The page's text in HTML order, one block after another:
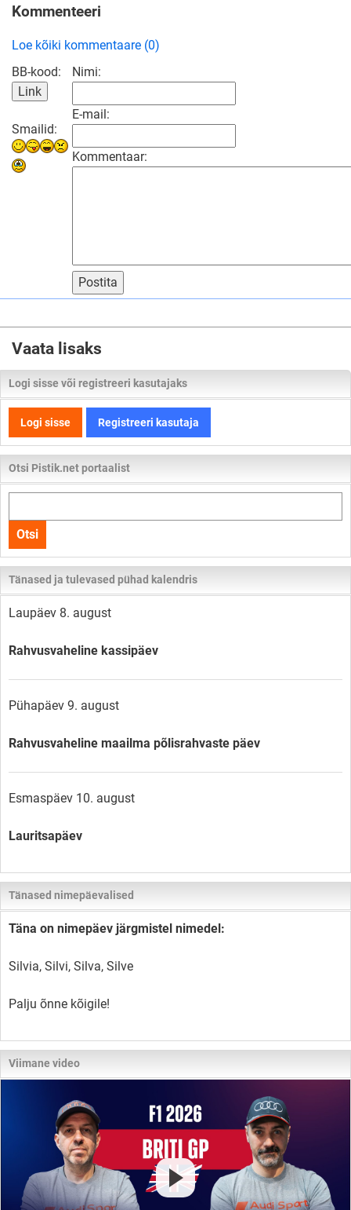
Kommenteeri
Loe kõiki kommentaare (0)
BB-kood:
Smailid:
Nimi:
E-mail:
Kommentaar:
Postita
Vaata lisaks
Logi sisse või registreeri kasutajaks
Logi sisse Registreeri kasutaja
Otsi Pistik.net portaalist
kogu
lehelt
Otsi
Tänased ja tulevased pühad kalendris
Laupäev 8. august
Rahvusvaheline kassipäev
Pühapäev 9. august
Rahvusvaheline maailma põlisrahvaste päev
Esmaspäev 10. august
Lauritsapäev
Tänased nimepäevalised
Täna on nimepäev järgmistel nimedel:
Silvia, Silvi, Silva, Silve
Palju õnne kõigile!
Viimane video